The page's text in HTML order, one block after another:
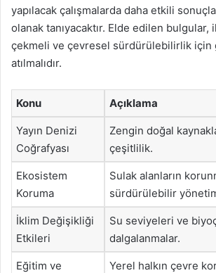
yapılacak çalışmalarda daha etkili
olanak tanıyacaktır. Elde edilen
çekmeli ve çevresel sürdürülebilirlik için
atılmalıdır.
Konu Açıklama
Yayın Denizi
Coğrafyası
Zengin doğal
çeşitlilik.
Ekosistem
Koruma
Sulak alanların
sürdürülebilir
İklim Değişikliği
Etkileri
Su seviyeleri ve
dalgalanmalar.
Eğitim ve
Yerel halkın çevre